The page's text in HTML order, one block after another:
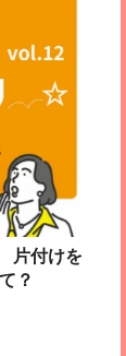
片付けを
？